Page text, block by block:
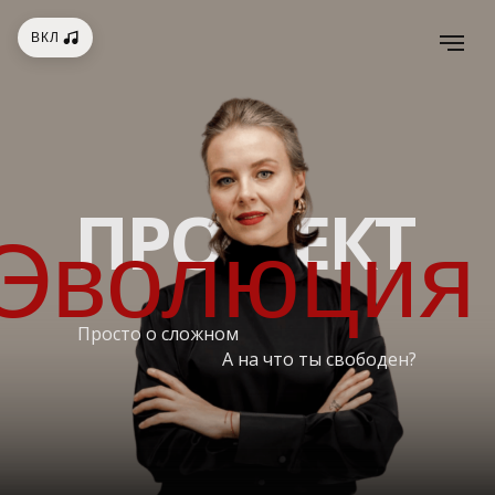
ПРО .. ЕКТ
А на что ты свободен?
Просто о сложном
ВКЛ